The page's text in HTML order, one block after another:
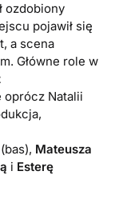
ozdobiony
pojawił się
a scena
Główne role w
oprócz Natalii
(bas), Mateusza
i Esterę